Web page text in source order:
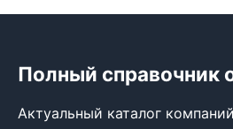
Полный справочник
Актуальный каталог